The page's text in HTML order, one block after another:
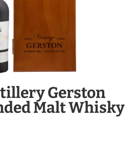
Gerston
Malt Whisky